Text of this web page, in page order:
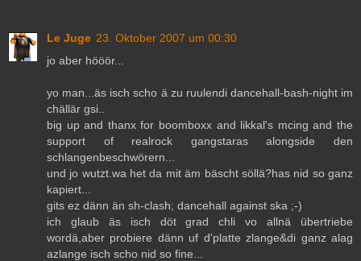
Le Juge 23. Oktober 2007 um 00:30
jo aber hööör...
yo man...äs isch scho ä zu ruulendi dancehall-bash-night im
chällär gsi..
big up and thanx for boomboxx and likkal's mcing and the
support of realrock gangstaras alongside den
schlangenbeschwörern...
und jo wutzt.wa het da mit äm bäscht söllä?has nid so ganz
kapiert...
gits ez dänn än sh-clash; dancehall against ska ;-)
ich glaub äs isch döt grad chli vo allnä übertriebe
wordä,aber probiere dänn uf d'platte zlange&di ganz alag
azlange isch scho nid so fine...